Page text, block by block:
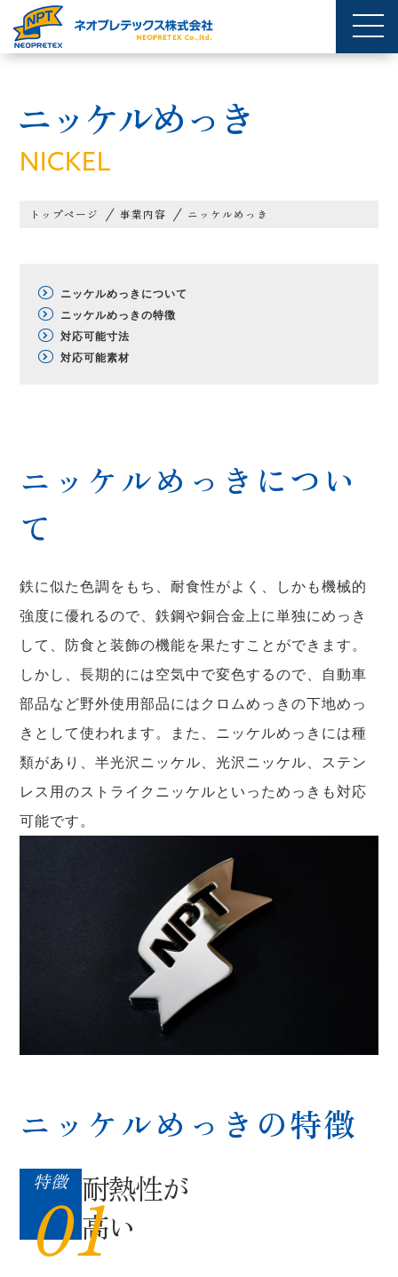
ニッケルめっき
NICKEL
トップページ 事業内容 ニッケルめっき
ニッケルめっきについて
ニッケルめっきの特徴
対応可能寸法
対応可能素材
ニッケルめっきについ
て
鉄に似た色調をもち、耐食性がよく、しかも機械的
強度に優れるので、鉄鋼や銅合金上に単独にめっき
して、防食と装飾の機能を果たすことができます。
しかし、長期的には空気中で変色するので、自動車
部品など野外使用部品にはクロムめっきの下地めっ
きとして使われます。また、ニッケルめっきには種
類があり、半光沢ニッケル、光沢ニッケル、ステン
レス用のストライクニッケルといっためっきも対応
可能です。
ニッケルめっきの特徴
特徴
01耐熱性が
高い